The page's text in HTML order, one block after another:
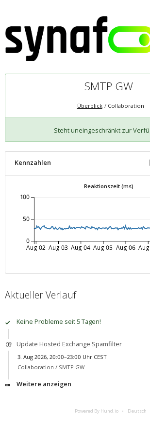
SMTP GW
Überblick Collaboration
Steht uneingeschränkt zur
Kennzahlen
Reaktionszeit (ms)
Aug-02 Aug-03 Aug-04 Aug-05 Aug-06
0
50
100
Aktueller Verlauf
Keine Probleme seit 5 Tagen!
Update Hosted Exchange Spamfilter
3. Aug 2026, 20:00–23:00 Uhr CEST
Collaboration / SMTP GW
Weitere anzeigen
Powered By Hund.io Deutsch